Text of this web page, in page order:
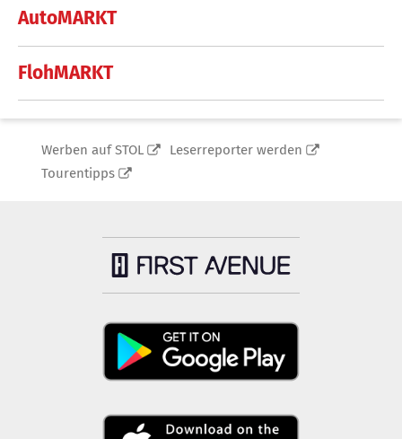
AutoMARKT
FlohMARKT
Werben auf STOL
Leserreporter werden
Tourentipps